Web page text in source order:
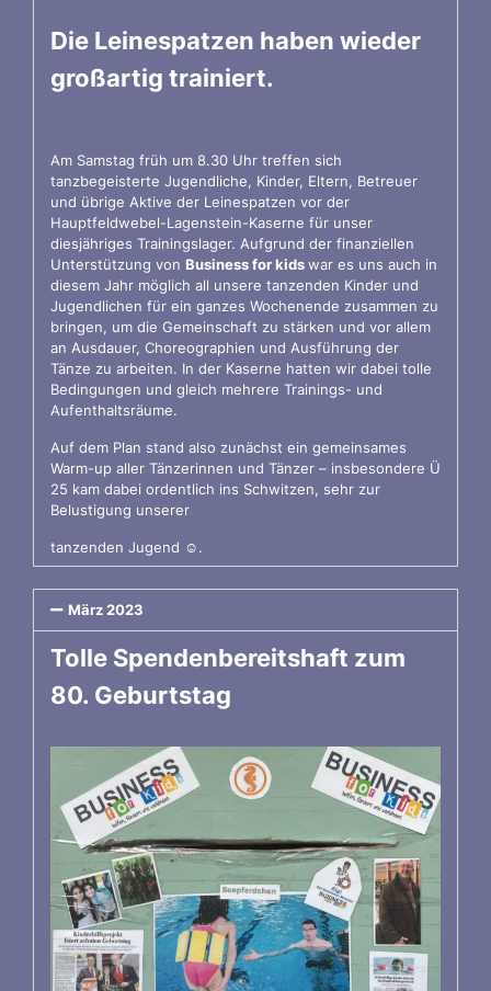
Die Leinespatzen haben wieder
großartig trainiert.
Am Samstag früh um 8.30 Uhr treffen sich
tanzbegeisterte Jugendliche, Kinder, Eltern, Betreuer
und übrige Aktive der Leinespatzen vor der
Hauptfeldwebel-Lagenstein-Kaserne für unser
diesjähriges Trainingslager. Aufgrund der finanziellen
Unterstützung von Business for kidswar es uns auch in
diesem Jahr möglich all unsere tanzenden Kinder und
Jugendlichen für ein ganzes Wochenende zusammen zu
bringen, um die Gemeinschaft zu stärken und vor allem
an Ausdauer, Choreographien und Ausführung der
Tänze zu arbeiten. In der Kaserne hatten wir dabei tolle
Bedingungen und gleich mehrere Trainings- und
Aufenthaltsräume.
Auf dem Plan stand also zunächst ein gemeinsames
Warm-up aller Tänzerinnen und Tänzer – insbesondere Ü
25 kam dabei ordentlich ins Schwitzen, sehr zur
Belustigung unserer
tanzenden Jugend ☺.
März 2023
Tolle Spendenbereitshaft zum
80. Geburtstag